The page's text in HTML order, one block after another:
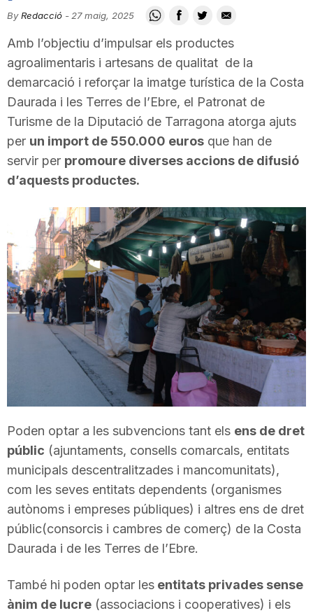
i
u
t
e
a
g
By Redacció - 27 maig, 2025
Amb l’objectiu d’impulsar els productes
agroalimentaris i artesans de qualitat de la
demarcació i reforçar la imatge turística de la Costa
Daurada i les Terres de l’Ebre, el Patronat de
Turisme de la Diputació de Tarragona atorga ajuts
per un import de 550.000 euros que han de
servir per promoure diverses accions de difusió
d’aquests productes.
Poden optar a les subvencions tant els ens de dret
públic (ajuntaments, consells comarcals, entitats
municipals descentralitzades i mancomunitats),
com les seves entitats dependents (organismes
autònoms i empreses públiques) i altres ens de dret
públic(consorcis i cambres de comerç) de la Costa
Daurada i de les Terres de l’Ebre.
També hi poden optar les entitats privades sense
ànim de lucre (associacions i cooperatives) i els